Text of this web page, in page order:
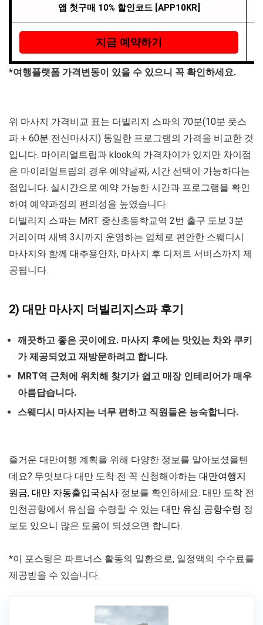
앱 첫구매 10% 할인코드 [APP10KR]
지금 예약하기
*여행플랫폼 가격변동이 있을 수 있으니 꼭 확인하세요.
위 마사지 가격비교 표는 더빌리지 스파의 70분(10분 풋스
파 + 60분 전신마사지) 동일한 프로그램의 가격을 비교한 것
입니다. 마이리얼트립과 klook의 가격차이가 있지만 차이점
은 마이리얼트립의 경우 예약날짜, 시간 선택이 가능하다는
점입니다. 실시간으로 예약 가능한 시간과 프로그램을 확인
하여 예약과정의 편의성을 높였습니다.
더빌리지 스파는 MRT 중산초등학교역 2번 출구 도보 3분
거리이며 새벽 3시까지 운영하는 업체로 편안한 스웨디시
마사지와 함께 대추용안차, 마사지 후 디저트 서비스까지 제
공됩니다.
2) 대만 마사지 더빌리지스파 후기
깨끗하고 좋은 곳이에요. 마사지 후에는 맛있는 차와 쿠키
가 제공되었고 재방문하려고 합니다.
MRT역 근처에 위치해 찾기가 쉽고 매장 인테리어가 매우
아름답습니다.
스웨디시 마사지는 너무 편하고 직원들은 능숙합니다.
즐거운 대만여행 계획을 위해 다양한 정보를 알아보셨을텐
데요? 무엇보다 대만 도착 전 꼭 신청해야하는 대만여행지
원금, 대만 자동출입국심사 정보를 확인하세요. 대만 도착 전
인천공항에서 유심을 수령할 수 있는 대만 유심 공항수령 정
보도 있으니 많은 도움이 되셨으면 합니다.
*이 포스팅은 파트너스 활동의 일환으로, 일정액의 수수료를
제공받을 수 있습니다.